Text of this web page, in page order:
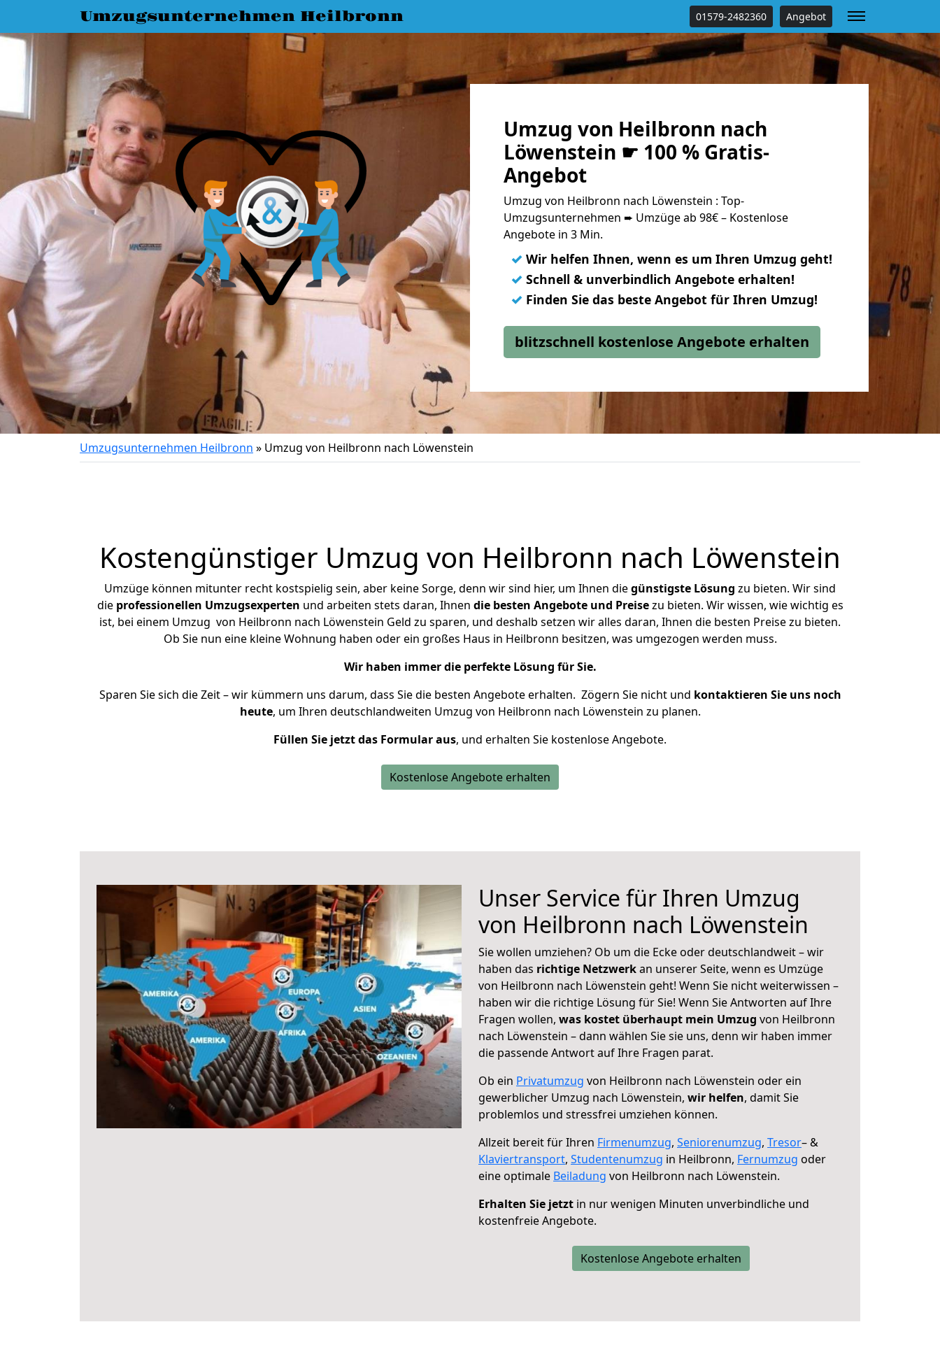
Umzugsunternehmen Heilbronn 01579-2482360 Angebot
Umzug von Heilbronn nach
Löwenstein ☛ 100 % Gratis-
Angebot
Umzug von Heilbronn nach Löwenstein : Top-
Umzugsunternehmen ➨ Umzüge ab 98€ – Kostenlose
Angebote in 3 Min.
✓ Wir helfen Ihnen, wenn es um Ihren Umzug geht!
✓ Schnell & unverbindlich Angebote erhalten!
✓ Finden Sie das beste Angebot für Ihren Umzug!
blitzschnell kostenlose Angebote erhalten
Umzugsunternehmen Heilbronn » Umzug von Heilbronn nach Löwenstein
Kostengünstiger Umzug von Heilbronn nach Löwenstein
Umzüge können mitunter recht kostspielig sein, aber keine Sorge, denn wir sind hier, um Ihnen diegünstigste Lösung zu bieten. Wir sind
die professionellen Umzugsexperten und arbeiten stets daran, Ihnen die besten Angebote und Preisezu bieten. Wir wissen, wie wichtig es
ist, bei einem Umzug von Heilbronn nach Löwenstein Geld zu sparen, und deshalb setzen wir alles daran, Ihnen die besten Preise zu bieten.
Ob Sie nun eine kleine Wohnung haben oder ein großes Haus in Heilbronn besitzen, was umgezogen werden muss.
Wir haben immer die perfekte Lösung für Sie.
Sparen Sie sich die Zeit – wir kümmern uns darum, dass Sie die besten Angebote erhalten. Zögern Sie nicht und kontaktieren Sie uns noch
heute, um Ihren deutschlandweiten Umzug von Heilbronn nach Löwenstein zu planen.
Füllen Sie jetzt das Formular aus, und erhalten Sie kostenlose Angebote.
Kostenlose Angebote erhalten
Unser Service für Ihren Umzug
von Heilbronn nach Löwenstein
Sie wollen umziehen? Ob um die Ecke oder deutschlandweit – wir
haben das richtige Netzwerkan unserer Seite, wenn es Umzüge
von Heilbronn nach Löwenstein geht! Wenn Sie nicht weiterwissen –
haben wir die richtige Lösung für Sie! Wenn Sie Antworten auf Ihre
Fragen wollen, was kostet überhaupt mein Umzug von Heilbronn
nach Löwenstein – dann wählen Sie sie uns, denn wir haben immer
die passende Antwort auf Ihre Fragen parat.
Ob ein Privatumzug von Heilbronn nach Löwenstein oder ein
gewerblicher Umzug nach Löwenstein, wir helfen, damit Sie
problemlos und stressfrei umziehen können.
Allzeit bereit für Ihren Firmenumzug, Seniorenumzug, Tresor– &
Klaviertransport, Studentenumzug in Heilbronn, Fernumzug oder
eine optimale Beiladung von Heilbronn nach Löwenstein.
Erhalten Sie jetzt in nur wenigen Minuten unverbindliche und
kostenfreie Angebote.
Kostenlose Angebote erhalten